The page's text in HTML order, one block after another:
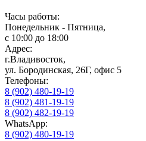
Часы работы:
Понедельник - Пятница,
с 10:00 до 18:00
Адрес:
г.Владивосток,
ул. Бородинская, 26Г, офис 5
Телефоны:
8 (902) 480-19-19
8 (902) 481-19-19
8 (902) 482-19-19
WhatsApp:
8 (902) 480-19-19